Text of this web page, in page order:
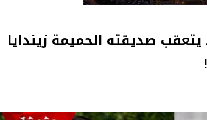
صديقته الحميمة زيندايا